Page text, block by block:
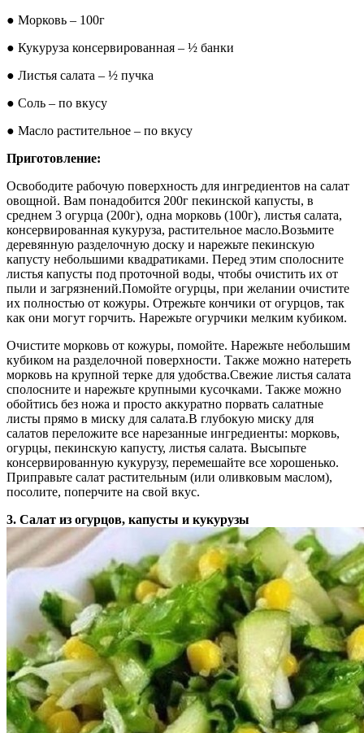
● Морковь – 100г
● Кукуруза консервированная – ½ банки
● Листья салата – ½ пучка
● Соль – по вкусу
● Масло растительное – по вкусу
Приготовление:
Освободите рабочую поверхность для ингредиентов на салат
овощной. Вам понадобится 200г пекинской капусты, в
среднем 3 огурца (200г), одна морковь (100г), листья салата,
консервированная кукуруза, растительное масло.Возьмите
деревянную разделочную доску и нарежьте пекинскую
капусту небольшими квадратиками. Перед этим сполосните
листья капусты под проточной воды, чтобы очистить их от
пыли и загрязнений.Помойте огурцы, при желании очистите
их полностью от кожуры. Отрежьте кончики от огурцов, так
как они могут горчить. Нарежьте огурчики мелким кубиком.
Очистите морковь от кожуры, помойте. Нарежьте небольшим
кубиком на разделочной поверхности. Также можно натереть
морковь на крупной терке для удобства.Свежие листья салата
сполосните и нарежьте крупными кусочками. Также можно
обойтись без ножа и просто аккуратно порвать салатные
листы прямо в миску для салата.В глубокую миску для
салатов переложите все нарезанные ингредиенты: морковь,
огурцы, пекинскую капусту, листья салата. Высыпьте
консервированную кукурузу, перемешайте все хорошенько.
Приправьте салат растительным (или оливковым маслом),
посолите, поперчите на свой вкус.
3. Салат из огурцов, капусты и кукурузы